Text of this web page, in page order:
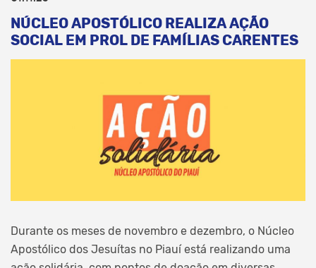
NÚCLEO APOSTÓLICO REALIZA AÇÃO
SOCIAL EM PROL DE FAMÍLIAS CARENTES
Durante os meses de novembro e dezembro, o Núcleo
Apostólico dos Jesuítas no Piauí está realizando uma